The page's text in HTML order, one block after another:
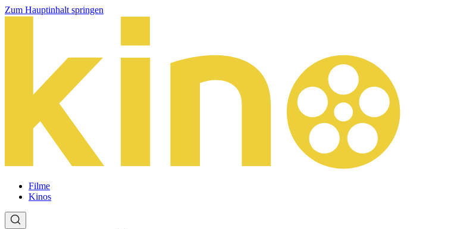
Zum Hauptinhalt springen
Filme
Kinos